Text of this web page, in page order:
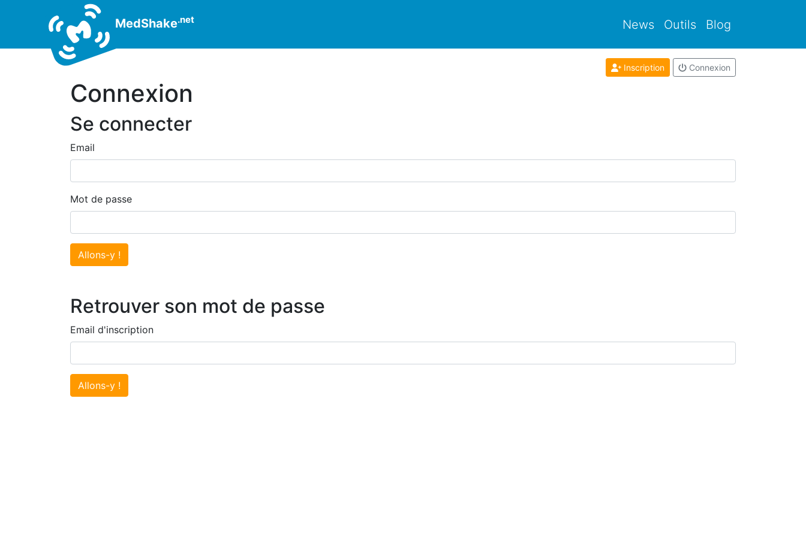
MedShake.net News Outils Blog
Inscription Connexion
Connexion
Se connecter
Email
Mot de passe
Allons-y !
Retrouver son mot de passe
Email d'inscription
Allons-y !